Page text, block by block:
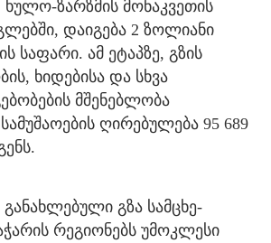
ხულო-ზარზმის მონაკვეთის
დაიგება 2 ზოლიანი
საფარი. ამ ეტაპზე, გზის
ხიდებისა და სხვა
მშენებლობა
ღირებულება 95 689
გზა სამცხე-
რეგიონებს უმოკლესი